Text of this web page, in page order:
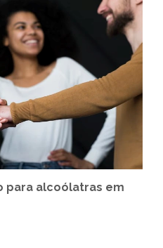
para alcoólatras em